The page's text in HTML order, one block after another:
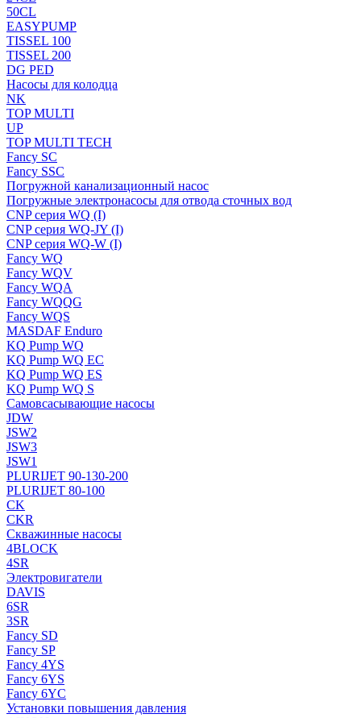
50CL
EASYPUMP
TISSEL 100
TISSEL 200
DG PED
Насосы для колодца
NK
TOP MULTI
UP
TOP MULTI TECH
Fancy SC
Fancy SSC
Погружной канализационный насос
Погружные электронасосы для отвода сточных вод
CNP серия WQ (I)
CNP серия WQ-JY (I)
CNP серия WQ-W (I)
Fancy WQ
Fancy WQV
Fancy WQA
Fancy WQQG
Fancy WQS
MASDAF Enduro
KQ Pump WQ
KQ Pump WQ EC
KQ Pump WQ ES
KQ Pump WQ S
Самовсасывающие насосы
JDW
JSW2
JSW3
JSW1
PLURIJET 90-130-200
PLURIJET 80-100
CK
CKR
Скважинные насосы
4BLOCK
4SR
Электровигатели
DAVIS
6SR
3SR
Fancy SD
Fancy SP
Fancy 4YS
Fancy 6YS
Fancy 6YC
Установки повышения давления